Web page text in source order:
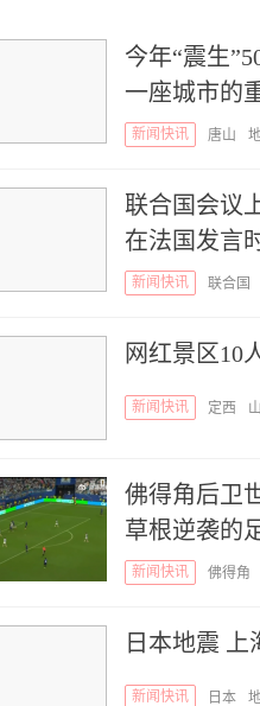
今年“震生
一座城市的
新闻快讯 唐山
联合国会议
在法国发言
新闻快讯 联合国
网红景区10
新闻快讯 定西
佛得角后卫
草根逆袭的
新闻快讯 佛得角
日本地震
新闻快讯 日本